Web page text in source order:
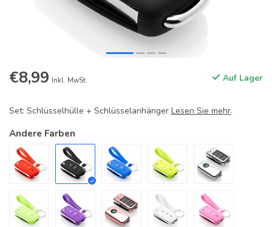
€8,99 Inkl. MwSt. Auf Lager
Set: Schlüsselhülle + Schlüsselanhänger Lesen Sie mehr.
Andere Farben